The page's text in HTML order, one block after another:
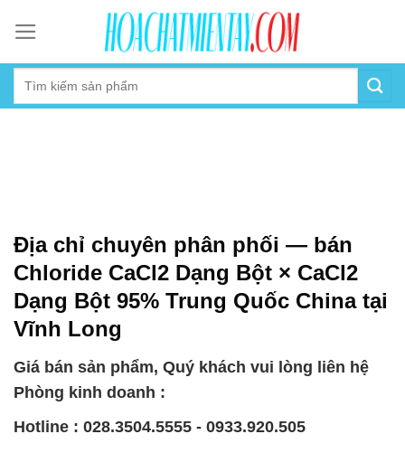
content
Địa chỉ chuyên phân phối — bán
Chloride CaCl2 Dạng Bột × CaCl2
Dạng Bột 95% Trung Quốc China tại
Vĩnh Long
Giá bán sản phẩm, Quý khách vui lòng liên hệ
Phòng kinh doanh :
Hotline : 028.3504.5555 - 0933.920.505